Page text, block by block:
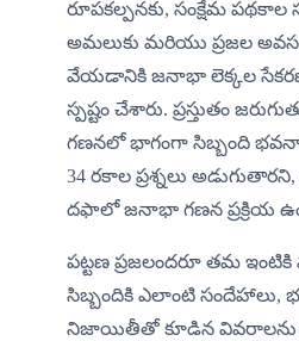
రూపకల్పనకు, సంక్షేమ
అమలుకు మరియు ప్రజల
వేయడానికి జనాభా లెక్కల
స్పష్టం చేశారు. ప్రస్తుతం
గణనలో భాగంగా సిబ్బంది
34 రకాల ప్రశ్నలు
దఫాలో జనాభా గణన ప్రక్రియ
పట్టణ ప్రజలందరూ తమ
సిబ్బందికి ఎలాంటి సందేహాలు,
నిజాయితీతో కూడిన వివరాలను